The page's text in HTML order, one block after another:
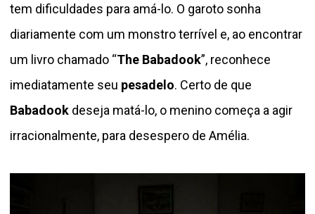
tem dificuldades para amá-lo. O garoto sonha
diariamente com um monstro terrível e, ao encontrar
um livro chamado “The Babadook”, reconhece
imediatamente seu pesadelo. Certo de que
Babadook deseja matá-lo, o menino começa a agir
irracionalmente, para desespero de Amélia.